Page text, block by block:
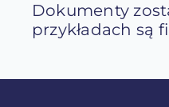
Dokumenty
przykładach są